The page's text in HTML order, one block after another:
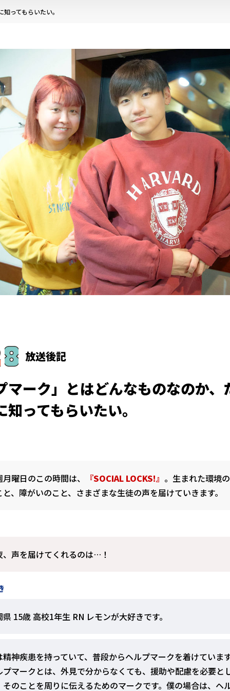
ってもらいたい。
放送後記
マーク」とはどんなものなのか、
知ってもらいたい。
曜日のこの時間は、 『SOCIAL LOCKS!』 。生まれた環境
と、障がいのこと、さまざまな生徒の声を届けていきます。
、声を届けてくれるのは…！
県 15歳 高校1年生 RN レモンが大好きです。
精神疾患を持っていて、普段からヘルプマークを着けていま
プマークとは、外見で分からなくても、援助や配慮を必要と
そのことを周りに伝えるためのマークです。僕の場合は、ヘ